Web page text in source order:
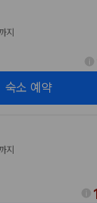
험도 함께 비교할
트카를 비교해야
주요 링크
가 가격비교
지
숙소 예약
지